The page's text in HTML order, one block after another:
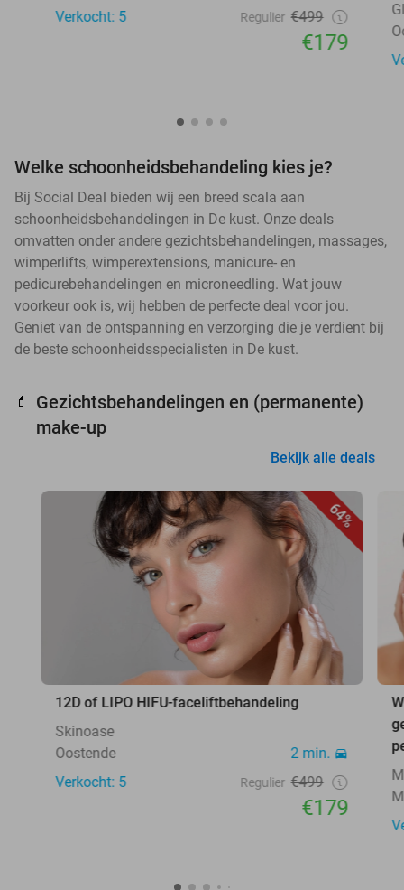
Verkocht: 5
Regulier €499
€179
Welke schoonheidsbehandeling kies je?
Bij Social Deal bieden wij een breed scala aan
schoonheidsbehandelingen in De kust. Onze deals
omvatten onder andere gezichtsbehandelingen, massages,
wimperlifts, wimperextensions, manicure- en
pedicurebehandelingen en microneedling. Wat jouw
voorkeur ook is, wij hebben de perfecte deal voor jou.
Geniet van de ontspanning en verzorging die je verdient bij
de beste schoonheidsspecialisten in De kust.
💄
Gezichtsbehandelingen en (permanente)
make-up
Bekijk alle deals
64%
12D of LIPO HIFU-faceliftbehandeling
Skinoase
Oostende
2 min.
Verkocht: 5
Regulier €499
€179